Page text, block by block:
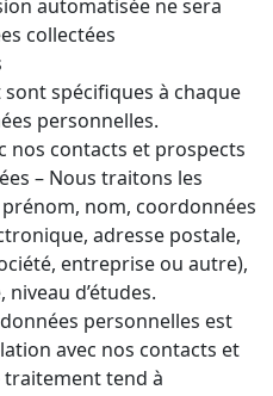
automatisée ne sera
collectées
spécifiques à chaque
personnelles.
nos contacts et prospects
– Nous traitons les
nom, coordonnées
adresse postale,
entreprise ou autre),
d’études.
personnelles est
avec nos contacts et
traitement tend à